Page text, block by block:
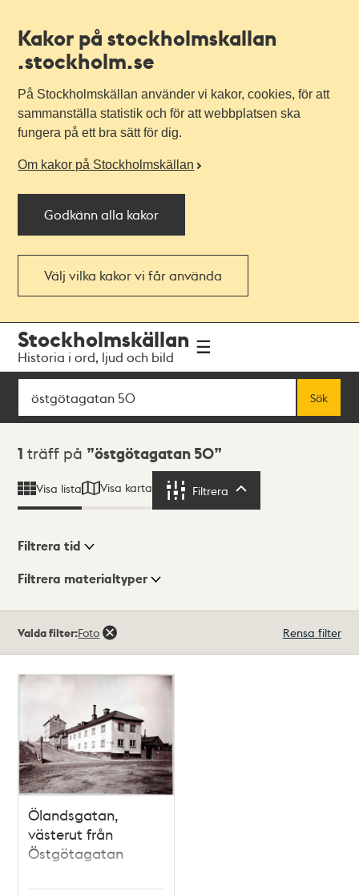
Kakor på stockholmskallan
.stockholm.se
På Stockholmskällan använder vi kakor, cookies, för att
sammanställa statistik och för att webbplatsen ska
fungera på ett bra sätt för dig.
Om kakor på Stockholmskällan
Godkänn alla kakor
Välj vilka kakor vi får använda
navigationen
huvudinnehållet
Stockholmskällan
Historia i ord, ljud och bild
Sök
Sök
Sökresultat
1 träff på östgötagatan 50
Visa lista Visa karta Filtrera
Visningsläge
Filtrera tid
Filtrera materialtyper
träffar
Valda filter:Foto Rensa filter
Ölandsgatan,
västerut från
Östgötagatan